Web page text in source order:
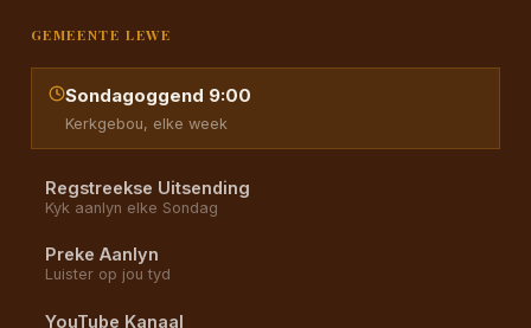
GEMEENTE LEWE
Sondagoggend 9:00
Kerkgebou, elke week
Regstreekse Uitsending
Kyk aanlyn elke Sondag
Preke Aanlyn
Luister op jou tyd
YouTube Kanaal